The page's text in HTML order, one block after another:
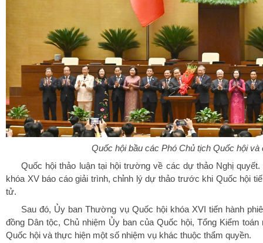
Quốc hội bầu các Phó Chủ tịch Quốc hội
Quốc hội thảo luận tại hội trường về các dự thảo Nghị
khóa XV báo cáo giải trình, chỉnh lý dự thảo trước khi Quốc hội
tử.
Sau đó, Ủy ban Thường vụ Quốc hội khóa XVI tiến hành
đồng Dân tộc, Chủ nhiệm Ủy ban của Quốc hội, Tổng Kiểm
Quốc hội và thực hiện một số nhiệm vụ khác thuộc thẩm quyền.